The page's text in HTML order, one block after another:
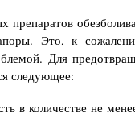
препаратов
Это, к
Для
следующее:
в количестве не